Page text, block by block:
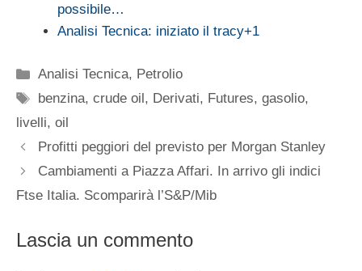
possibile…
Analisi Tecnica: iniziato il tracy+1
Categorie
Analisi Tecnica, Petrolio
Tag
benzina,crude oil , Derivati, Futures,gasolio,
livelli, oil
Profitti peggiori del previsto per Morgan Stanley
Cambiamenti a Piazza Affari. In arrivo gli indici
Ftse Italia. Scomparirà l’S&P/Mib
Lascia un commento